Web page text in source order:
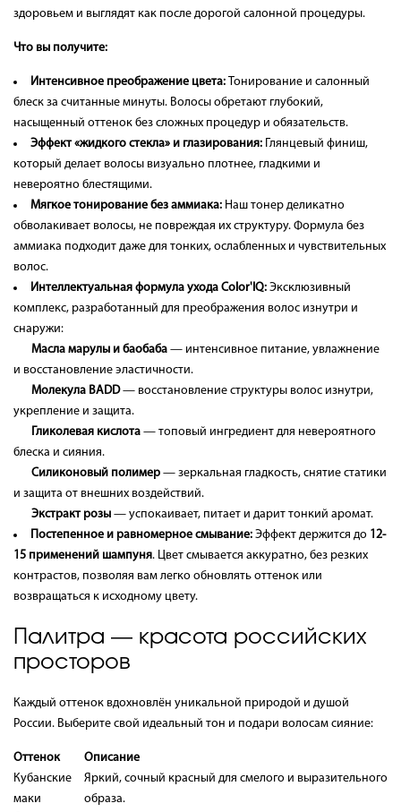
здоровьем и выглядят как после дорогой салонной процедуры.
Что вы получите:
Интенсивное преображение цвета: Тонирование и салонный
блеск за считанные минуты. Волосы обретают глубокий,
насыщенный оттенок без сложных процедур и обязательств.
Эффект «жидкого стекла» и глазирования: Глянцевый финиш,
который делает волосы визуально плотнее, гладкими и
невероятно блестящими.
Мягкое тонирование без аммиака: Наш тонер деликатно
обволакивает волосы, не повреждая их структуру. Формула без
аммиака подходит даже для тонких, ослабленных и чувствительных
волос.
Интеллектуальная формула ухода Color'IQ: Эксклюзивный
комплекс, разработанный для преображения волос изнутри и
снаружи:
Масла марулы и баобаба — интенсивное питание, увлажнение
и восстановление эластичности.
Молекула BADD— восстановление структуры волос изнутри,
укрепление и защита.
Гликолевая кислота — топовый ингредиент для невероятного
блеска и сияния.
Силиконовый полимер — зеркальная гладкость, снятие статики
и защита от внешних воздействий.
Экстракт розы — успокаивает, питает и дарит тонкий аромат.
Постепенное и равномерное смывание: Эффект держится до 12-
15 применений шампуня. Цвет смывается аккуратно, без резких
контрастов, позволяя вам легко обновлять оттенок или
возвращаться к исходному цвету.
Палитра — красота российских
просторов
Каждый оттенок вдохновлён уникальной природой и душой
России. Выберите свой идеальный тон и подари волосам сияние:
Оттенок
Описание
Кубанские
маки
Яркий, сочный красный для смелого и выразительного
образа.